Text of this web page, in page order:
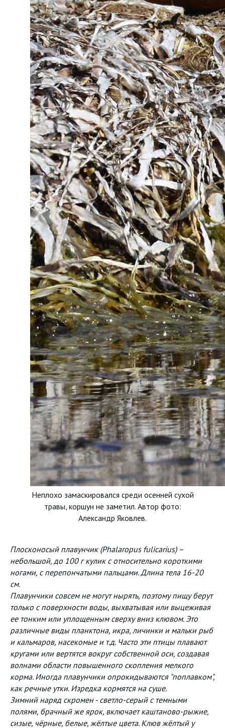
Неплохо замаскировался среди осенней сухой
травы, коршун не заметил. Автор фото:
Александр Яковлев.
Плосконосый плавунчик (Phalaropus fulicarius) –
небольшой, до 100 г кулик с относительно короткими
ногами, с перепончатыми пальцами. Длина тела 16-20
см.
Плавунчики совсем не могут нырять, поэтому пищу берут
только с поверхности воды, выхватывая или выцеживая
ее тонким или уплощенным сверху вниз клювом. Это
различные виды планктона, икра, личинки и мальки рыб
и кальмаров, насекомые и т.д. Часто эти птицы плавают
кругами или вертятся вокруг собственной оси, создавая
волнами области повышенного скопления мелкого
корма. Иногда плавунчики опрокидываются "поплавком",
как речные утки. Изредка кормятся на суше.
Зимний наряд скромен - светло-серый с темными
полями, брачный же ярок, включает каштаново-рыжие,
сизые, чёрные, белые, жёлтые цвета. Клюв жёлтый у